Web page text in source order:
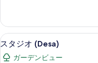
の
す
べ
て
ク
ス
タ
オ
ス
タ
5
スタジオ (Desa)
ガーデンビュー